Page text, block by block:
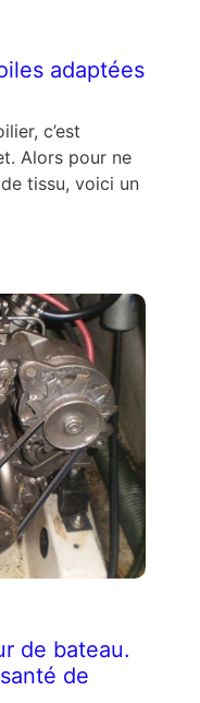
adaptées
c’est
Alors pour ne
tissu, voici un
de bateau.
de